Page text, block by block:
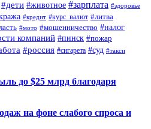
#дети #животное #зарплата #здоровье
#кредит #курс_валют #литва
#мото #мошенничество #налог
компаний #пинск #пожар
#россия #сигарета #суд #такси
до $25 млрд благодаря
на фоне слабого спроса и